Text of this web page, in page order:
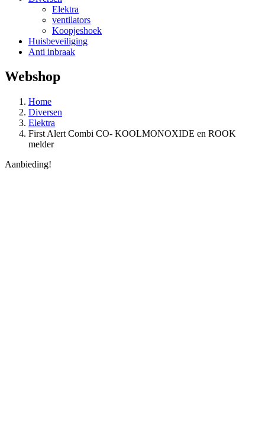
Elektra
ventilators
Koopjeshoek
Huisbeveiliging
Anti inbraak
Webshop
Home
Diversen
Elektra
First Alert Combi CO- KOOLMONOXIDE en ROOK
melder
Aanbieding!